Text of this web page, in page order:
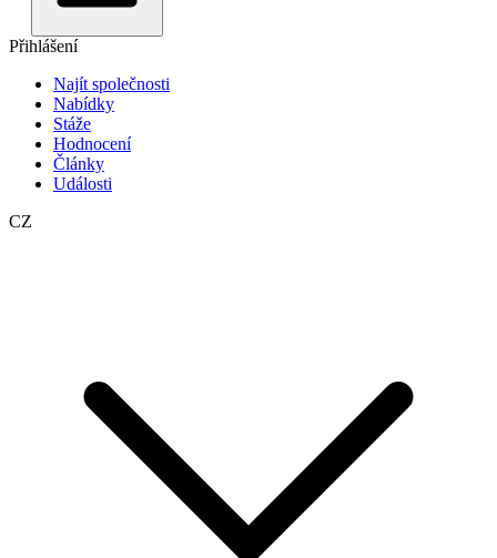
Přihlášení
Najít společnosti
Nabídky
Stáže
Hodnocení
Články
Události
CZ